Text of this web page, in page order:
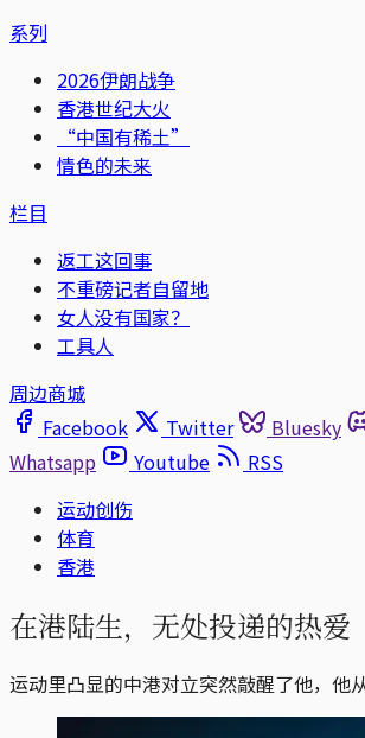
系列
2026伊朗战争
香港世纪大火
“中国有稀土”
情色的未来
栏目
返工这回事
不重磅记者自留地
女人没有国家？
工具人
周边商城
Facebook
Twitter Bluesky
Whatsapp
Youtube
RSS
运动创伤
体育
香港
在港陆生，无处投递的热爱
运动里凸显的中港对立突然敲醒了他，